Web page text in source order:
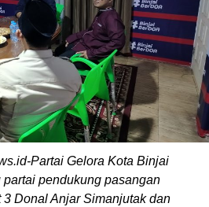
Partai Gelora Kota Binjai
pendukung pasangan
3 Donal Anjar Simanjutak dan